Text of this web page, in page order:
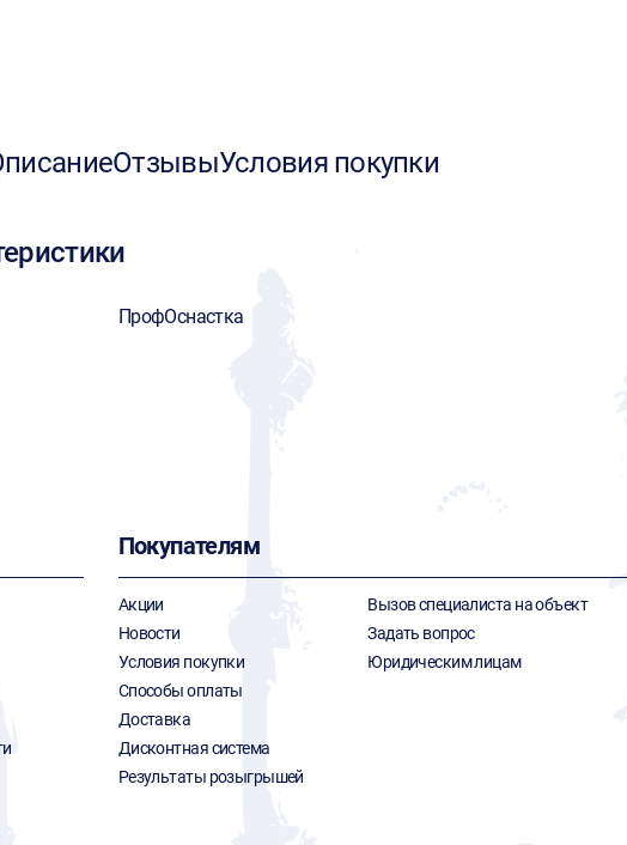
ОтзывыУсловия покупки
ПрофОснастка
Покупателям
Акции
Новости
Условия покупки
Способы оплаты
Доставка
Дисконтная система
Результаты розыгрышей
Вызов специалиста на объект
Задать вопрос
Юридическим лицам